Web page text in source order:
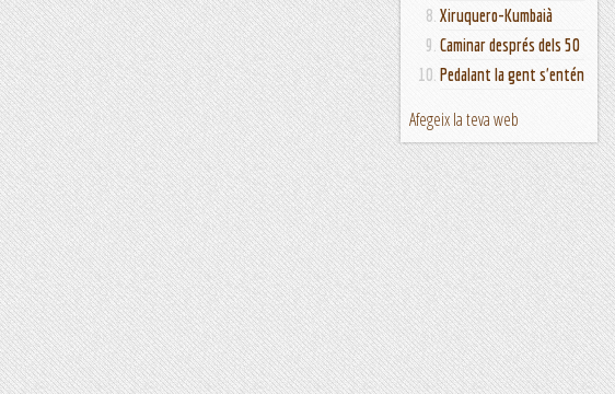
Xiruquero-Kumbaià
Caminar després dels 50
Pedalant la gent s'entén
Afegeix la teva web